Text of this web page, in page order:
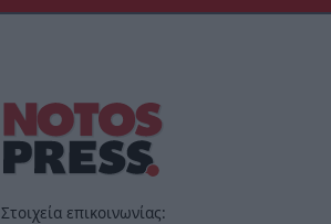
Στοιχεία επικοινωνίας: